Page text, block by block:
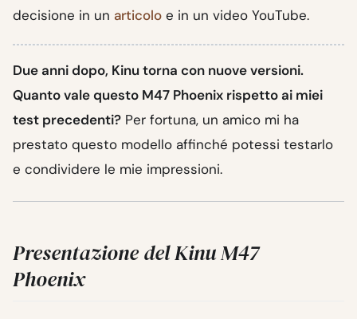
decisione in un articolo e in un video YouTube.
Due anni dopo, Kinu torna con nuove versioni.
Quanto vale questo M47 Phoenix rispetto ai miei
test precedenti? Per fortuna, un amico mi ha
prestato questo modello affinché potessi testarlo
e condividere le mie impressioni.
Presentazione del Kinu M47
Phoenix